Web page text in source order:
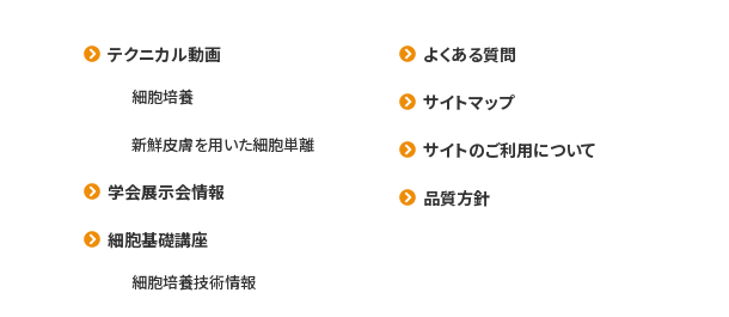
テクニカル動画
細胞培養
新鮮皮膚を用いた細胞単離
学会展示会情報
細胞基礎講座
細胞培養技術情報
よくある質問
サイトマップ
サイトのご利用について
品質方針